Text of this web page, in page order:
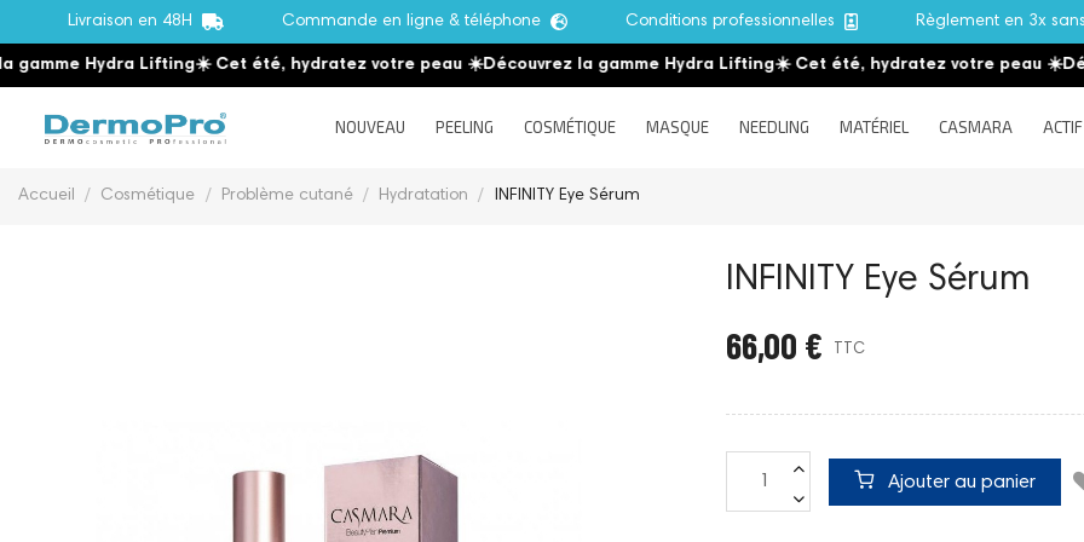
Livraison en 48H Commande en ligne & téléphone Conditions professionnelles Règlement en 3x
Hydra Lifting☀️ Cet été, hydratez votre peau ☀️Découvrez la gamme Hydra Lifting☀️ Cet été, hydratez votre peau ☀️
NOUVEAU PEELING COSMÉTIQUE MASQUE NEEDLING MATÉRIEL CASMARA ACTIF
Accueil Cosmétique Problème cutané Hydratation INFINITY Eye Sérum
INFINITY Eye Sérum
66,00 € TTC
Ajouter au panier